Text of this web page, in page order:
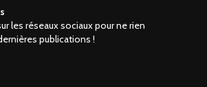
les réseaux sociaux pour ne rien
publications !